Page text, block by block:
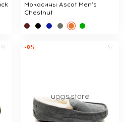
Мокасины Ascot Men's
Chestnut
-8%